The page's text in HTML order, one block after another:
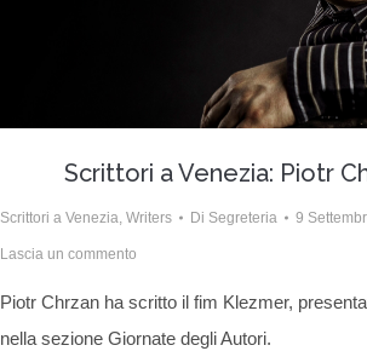
Scrittori a Venezia: Piotr
Scrittori a Venezia, Writers Di Segreteria 9
Lascia un commento
Piotr Chrzan ha scritto il fim Klezmer,
nella sezione Giornate degli Autori.